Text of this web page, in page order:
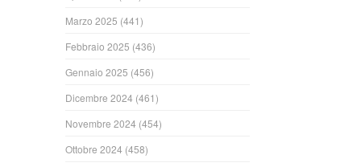
Marzo 2025 (441)
Febbraio 2025 (436)
Gennaio 2025 (456)
Dicembre 2024 (461)
Novembre 2024 (454)
Ottobre 2024 (458)